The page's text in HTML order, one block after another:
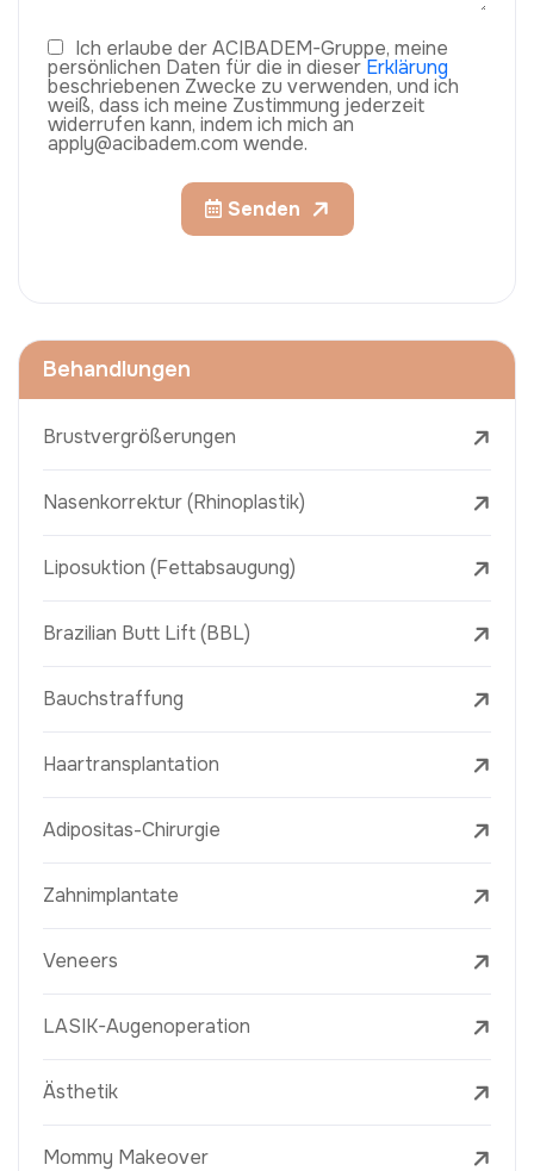
Ich erlaube der ACIBADEM-Gruppe, meine
persönlichen Daten für die in dieser Erklärung
beschriebenen Zwecke zu verwenden, und ich
weiß, dass ich meine Zustimmung jederzeit
widerrufen kann, indem ich mich an
apply@acibadem.com wende.
Senden
Behandlungen
Brustvergrößerungen
Nasenkorrektur (Rhinoplastik)
Liposuktion (Fettabsaugung)
Brazilian Butt Lift (BBL)
Bauchstraffung
Haartransplantation
Adipositas-Chirurgie
Zahnimplantate
Veneers
LASIK-Augenoperation
Ästhetik
Mommy Makeover